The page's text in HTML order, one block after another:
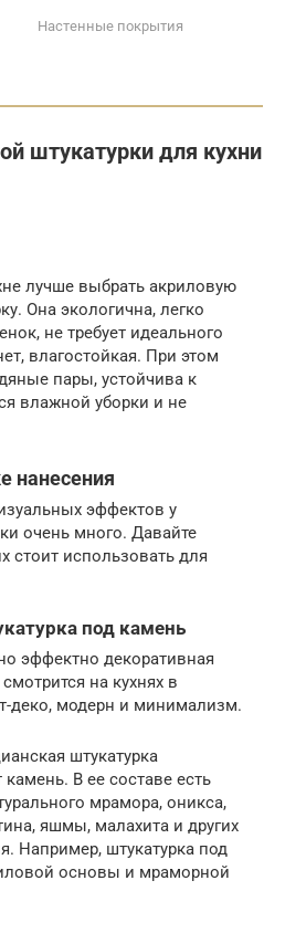
Настенные покрытия
штукатурки для кухни
лучше выбрать акриловую
Она экологична, легко
не требует идеального
влагостойкая. При этом
пары, устойчива к
влажной уборки и не
нанесения
эффектов у
очень много. Давайте
стоит использовать для
под камень
эффектно декоративная
на кухнях в
деко, модерн и минимализм.
штукатурка
В ее составе есть
мрамора, оникса,
яшмы, малахита и других
Например, штукатурка под
основы и мраморной